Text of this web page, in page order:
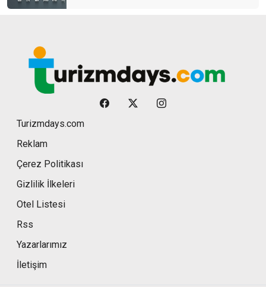
Turizmdays.com
Reklam
Çerez Politikası
Gizlilik İlkeleri
Otel Listesi
Rss
Yazarlarımız
İletişim